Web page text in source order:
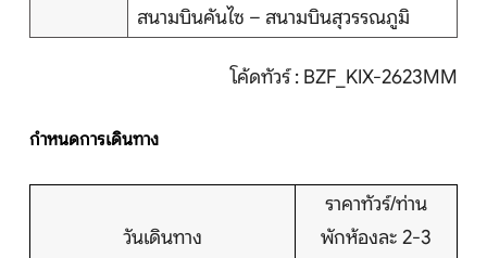
สนามบินคันไซ – สนามบินสุวรรณภูมิ
โค้ดทัวร์ : BZF_KIX-2623MM
กำหนดการเดินทาง
วันเดินทาง
ราคาทัวร์/ท่าน
พักห้องละ 2-3